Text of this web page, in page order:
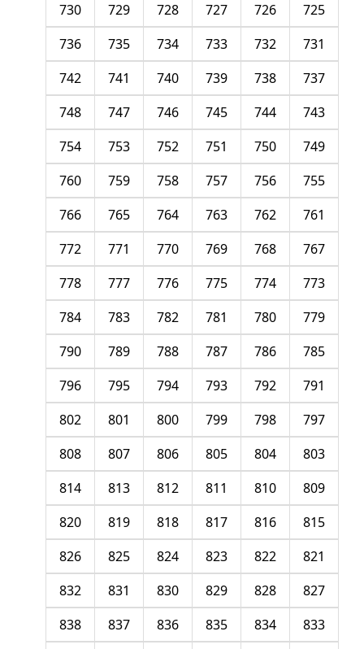
725
726
727
728
729
730
731
732
733
734
735
736
737
738
739
740
741
742
743
744
745
746
747
748
749
750
751
752
753
754
755
756
757
758
759
760
761
762
763
764
765
766
767
768
769
770
771
772
773
774
775
776
777
778
779
780
781
782
783
784
785
786
787
788
789
790
791
792
793
794
795
796
797
798
799
800
801
802
803
804
805
806
807
808
809
810
811
812
813
814
815
816
817
818
819
820
821
822
823
824
825
826
827
828
829
830
831
832
833
834
835
836
837
838